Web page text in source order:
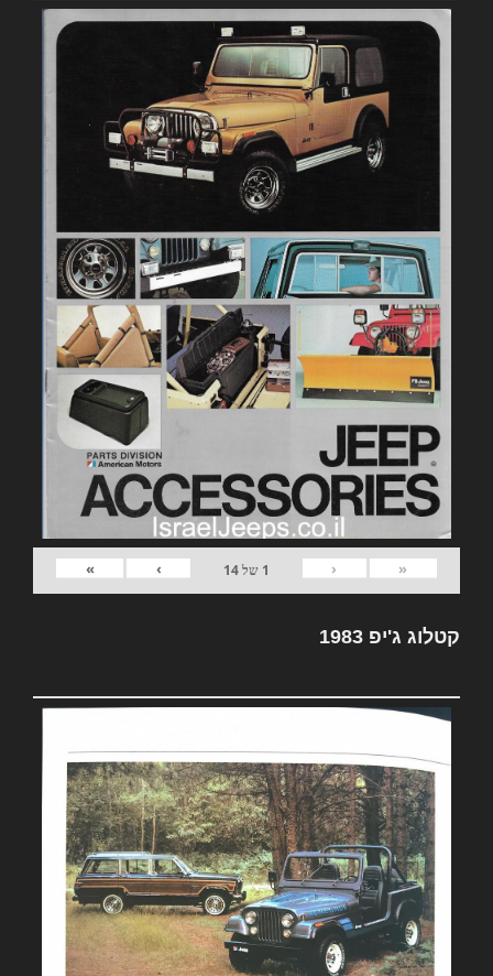
«
‹
1 של14
›
»
קטלוג ג'יפ 1983